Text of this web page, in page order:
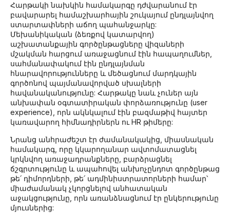
Հարթակի նախկին համակարգը դժվարանում էր
բավարարել համաշխարհային շուկայում ընդլայնվող
ստարտափների աճող պահանջարկը:
Մեխանիկական (ձեռքով կատարվող)
աշխատանքային գործընթացները վիզաների
մշակման հարցում առաջացնում էին հապաղումներ,
սահմանափակում էին ընդլայնման
հնարավորությունները և մեծացնում մարդկային
գործոնով պայմանավորված սխալների
հավանականությունը: Հարթակը նաև չուներ այն
անխափան օգտատիրական փորձառությունը (user
experience), որն ակնկալում էին բազմաթիվ հայտեր
կառավարող հիմնադիրներն ու HR թիմերը:
Նրանց անհրաժեշտ էր ժամանակակից, միասնական
համակարգ, որը կկարողանար ավտոմատացնել
կրկնվող առաջադրանքները, բարձրացնել
ճշգրտությունը և ապահովել անխոչընդոտ գործընթաց
թե՛ դիմորդների, թե՛ ադմինիստրատորների համար՝
միաժամանակ չկորցնելով անհատական
աջակցությունը, որն առանձնացնում էր ընկերությունը
մյուսներից: